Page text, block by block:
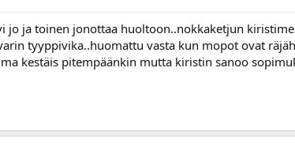
jo ja toinen jonottaa huoltoon..nokkaketjun
tyyppivika..huomattu vasta kun mopot ovat
kestäis pitempäänkin mutta kiristin sanoo